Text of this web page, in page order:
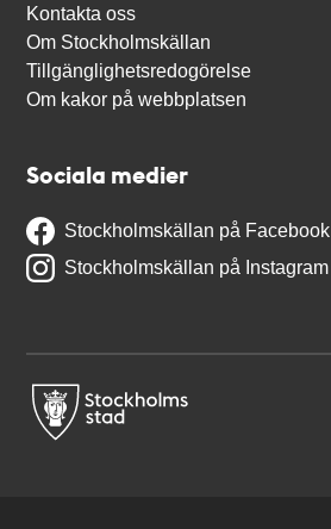
Kontakta oss
Om Stockholmskällan
Tillgänglighetsredogörelse
Om kakor på webbplatsen
Sociala medier
Stockholmskällan på Facebook
Stockholmskällan på Instagram